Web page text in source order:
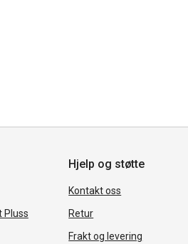
Pluss
Hjelp og støtte
Kontakt oss
Retur
Frakt og levering